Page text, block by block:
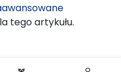
tego artykułu.